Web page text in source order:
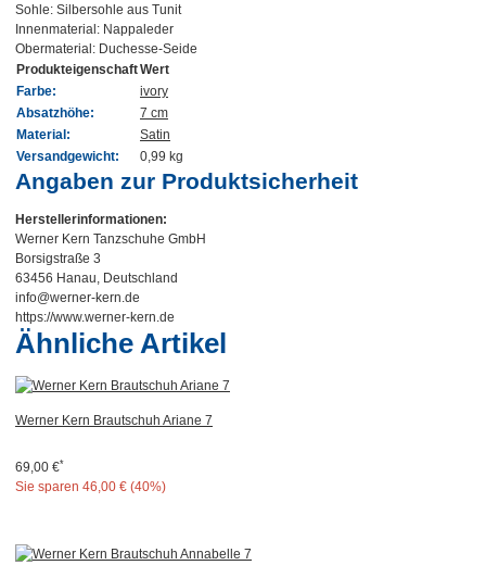
Sohle: Silbersohle aus Tunit
Innenmaterial: Nappaleder
Obermaterial: Duchesse-Seide
ProdukteigenschaftWert
Farbe:
ivory
Absatzhöhe:
7 cm
Material:
Satin
Versandgewicht:
0,99 kg
Angaben zur Produktsicherheit
Herstellerinformationen:
Werner Kern Tanzschuhe GmbH
Borsigstraße 3
63456 Hanau, Deutschland
info@werner-kern.de
https://www.werner-kern.de
Ähnliche Artikel
Werner Kern Brautschuh Ariane 7
69,00 €*
Sie sparen 46,00 € (40%)